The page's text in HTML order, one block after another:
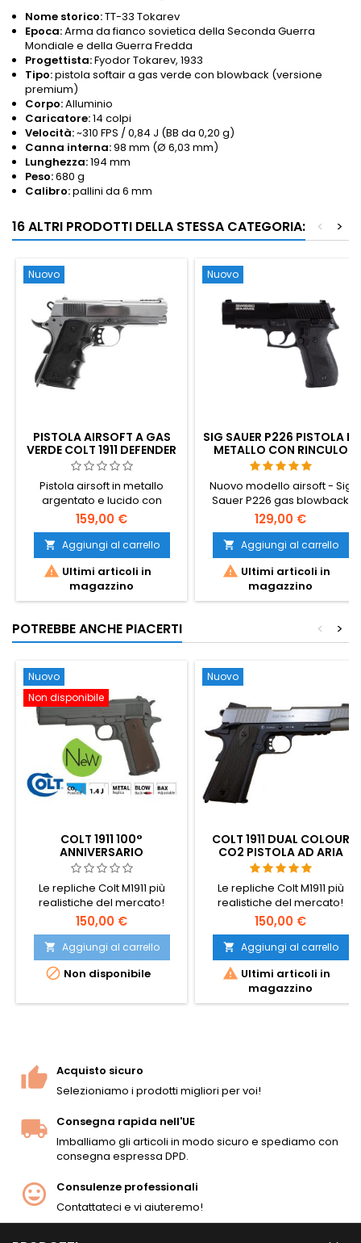
Nome storico:TT-33 Tokarev
Epoca:Arma da fianco sovietica della Seconda Guerra
Mondiale e della Guerra Fredda
Progettista:Fyodor Tokarev, 1933
Tipo:pistola softair a gas verde con blowback (versione
premium)
Corpo:Alluminio
Caricatore:14 colpi
Velocità:~310 FPS / 0,84 J (BB da 0,20 g)
Canna interna:98 mm (Ø 6,03 mm)
Lunghezza:194 mm
Peso:680 g
Calibro:pallini da 6 mm
16 ALTRI PRODOTTI DELLA STESSA CATEGORIA: >
<
Nuovo
PISTOLA AIRSOFT A GAS
VERDE COLT 1911 DEFENDER
LUCIDO
Pistola airsoft in metallo
argentato e lucido con
rinculo. Cybergun 180142.
159,00 €
 Aggiungi al carrello
 Ultimi articoli in
magazzino
Nuovo
SIG SAUER P226 PISTOLA IN
METALLO CON RINCULO
(GBB)
Nuovo modello airsoft - Sig
Sauer P226 gas blowback
(GBB) con carrello mobile!
129,00 €
 Aggiungi al carrello
 Ultimi articoli in
magazzino
POTREBBE ANCHE PIACERTI >
<
Nuovo
Non disponibile
COLT 1911 100°
ANNIVERSARIO
PARKERIZZATO CO2
AIRSOFT
Le repliche Colt M1911 più
realistiche del mercato!
Cybergun 180532.
150,00 €
 Aggiungi al carrello
 Non disponibile
Nuovo
COLT 1911 DUAL COLOUR
CO2 PISTOLA AD ARIA
COMPRESSA CON BINARIO
Le repliche Colt M1911 più
realistiche del mercato!
Cybergun 180531.
150,00 €
 Aggiungi al carrello
 Ultimi articoli in
magazzino
Acquisto sicuro
Selezioniamo i prodotti migliori per voi!
Consegna rapida nell'UE
Imballiamo gli articoli in modo sicuro e spediamo con
consegna espressa DPD.
Consulenze professionali
Contattateci e vi aiuteremo!